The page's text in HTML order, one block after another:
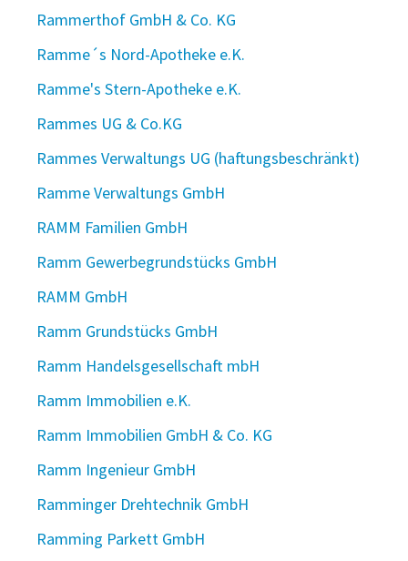
Rammerthof GmbH & Co. KG
Ramme´s Nord-Apotheke e.K.
Ramme's Stern-Apotheke e.K.
Rammes UG & Co.KG
Rammes Verwaltungs UG (haftungsbeschränkt)
Ramme Verwaltungs GmbH
RAMM Familien GmbH
Ramm Gewerbegrundstücks GmbH
RAMM GmbH
Ramm Grundstücks GmbH
Ramm Handelsgesellschaft mbH
Ramm Immobilien e.K.
Ramm Immobilien GmbH & Co. KG
Ramm Ingenieur GmbH
Ramminger Drehtechnik GmbH
Ramming Parkett GmbH